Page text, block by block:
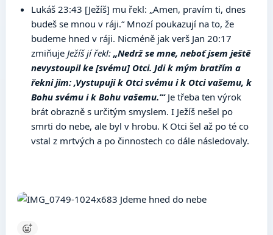
Lukáš 23:43 [Ježíš] mu řekl: „Amen, pravím ti, dnes
budeš se mnou v ráji.“ Mnozí poukazují na to, že
budeme hned v ráji. Nicméně jak verš Jan 20:17
zmiňuje Ježíš jí řekl: „Nedrž se mne, neboť jsem ještě
nevystoupil ke [svému] Otci. Jdi k mým bratřím a
řekni jim: ‚Vystupuji k Otci svému i k Otci vašemu, k
Bohu svému i k Bohu vašemu.’“Je třeba ten výrok
brát obrazně s určitým smyslem. I Ježíš nešel po
smrti do nebe, ale byl v hrobu. K Otci šel až po té co
vstal z mrtvých a po činnostech co dále následovaly.